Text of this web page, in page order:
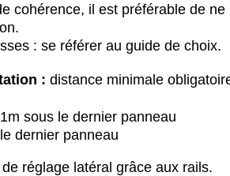
cohérence, il est préférable de
: se référer au guide de choix.
: distance minimale
sous le dernier panneau
dernier panneau
réglage latéral grâce aux rails.